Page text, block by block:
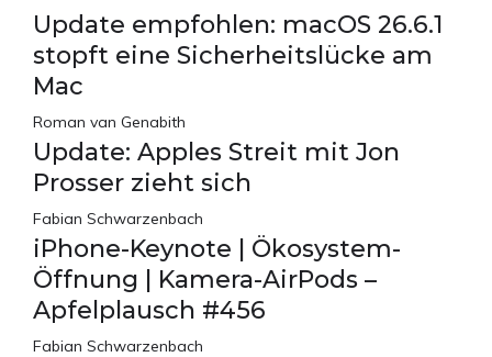
Update empfohlen: macOS 26.6.1
stopft eine Sicherheitslücke am
Mac
Roman van Genabith
Update: Apples Streit mit Jon
Prosser zieht sich
Fabian Schwarzenbach
iPhone-Keynote | Ökosystem-
Öffnung | Kamera-AirPods –
Apfelplausch #456
Fabian Schwarzenbach